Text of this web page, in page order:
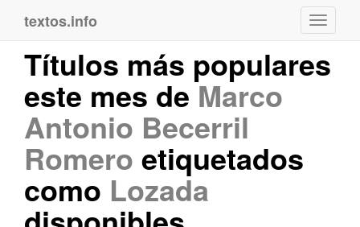
textos.info
Títulos más populares
este mes deMarco
Antonio Becerril
Romero etiquetados
como Lozada